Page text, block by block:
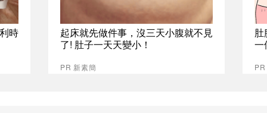
時
起床就先做件事，沒三天小腹就不見
了! 肚子一天天變小！
PR 新素簡
肚
一